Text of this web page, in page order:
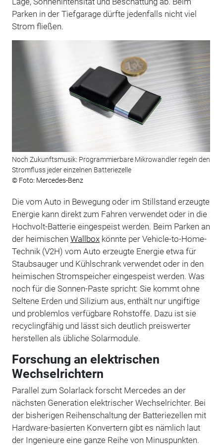
Parken in der Tiefgarage dürfte jedenfalls nicht viel
Strom fließen.
Noch Zukunftsmusik: Programmierbare Mikrowandler regeln den
Stromfluss jeder einzelnen Batteriezelle
© Foto: Mercedes-Benz
Die vom Auto in Bewegung oder im Stillstand erzeugte
Energie kann direkt zum Fahren verwendet oder in die
Hochvolt-Batterie eingespeist werden. Beim Parken an
der heimischen Wallboxkönnte per Vehicle-to-Home-
Technik (V2H) vom Auto erzeugte Energie etwa für
Staubsauger und Kühlschrank verwendet oder in den
heimischen Stromspeicher eingespeist werden. Was
noch für die Sonnen-Paste spricht: Sie kommt ohne
Seltene Erden und Silizium aus, enthält nur ungiftige
und problemlos verfügbare Rohstoffe. Dazu ist sie
recyclingfähig und lässt sich deutlich preiswerter
herstellen als übliche Solarmodule.
Forschung an elektrischen
Wechselrichtern
Parallel zum Solarlack forscht Mercedes an der
nächsten Generation elektrischer Wechselrichter. Bei
der bisherigen Reihenschaltung der Batteriezellen mit
Hardware-basierten Konvertern gibt es nämlich laut
der Ingenieure eine ganze Reihe von Minuspunkten.